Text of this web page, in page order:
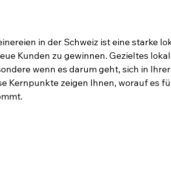
in der Schweiz ist eine starke
Kunden zu gewinnen. Gezieltes
wenn es darum geht, sich in
Kernpunkte zeigen Ihnen, worauf es